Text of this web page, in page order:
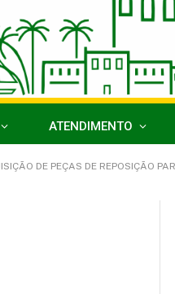
ATENDIMENTO
PEÇAS DE REPOSIÇÃO PARA